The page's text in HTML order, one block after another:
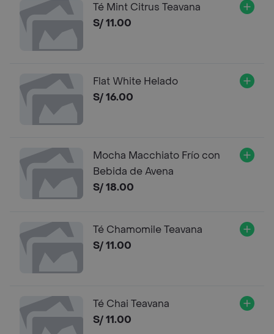
Té Mint Citrus Teavana
S/ 11.00
Flat White Helado
S/ 16.00
Mocha Macchiato Frío con
Bebida de Avena
S/ 18.00
Té Chamomile Teavana
S/ 11.00
Té Chai Teavana
S/ 11.00